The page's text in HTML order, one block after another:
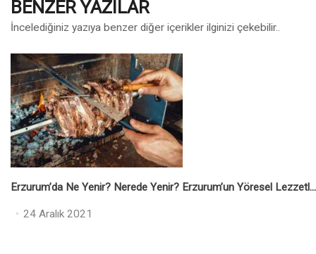
BENZER YAZILAR
İncelediğiniz yazıya benzer diğer içerikler ilginizi çekebilir..
Erzurum’da Ne Yenir? Nerede Yenir? Erzurum’un Yöresel Lezzetleri
Posted
24 Aralık 2021